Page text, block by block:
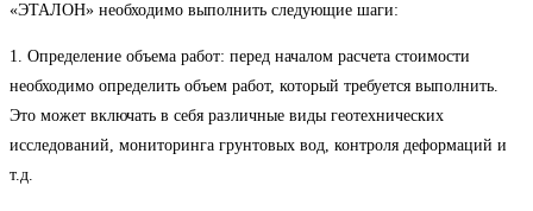
«ЭТАЛОН» необходимо выполнить следующие шаги:
1. Определение объема работ: перед началом расчета стоимости
необходимо определить объем работ, который требуется выполнить.
Это может включать в себя различные виды геотехнических
исследований, мониторинга грунтовых вод, контроля деформаций и
т.д.